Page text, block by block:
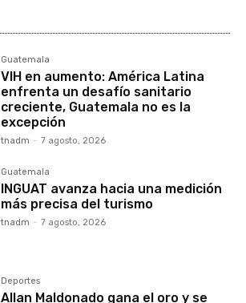
Guatemala
VIH en aumento: América Latina
enfrenta un desafío sanitario
creciente, Guatemala no es la
excepción
tnadm - 7 agosto, 2026
Guatemala
INGUAT avanza hacia una medición
más precisa del turismo
tnadm - 7 agosto, 2026
Deportes
Allan Maldonado gana el oro y se